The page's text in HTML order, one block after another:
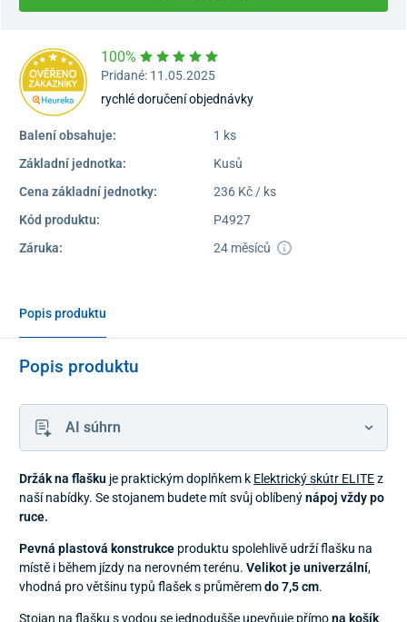
100%
Pridané: 11.05.2025
rychlé doručení objednávky
Balení obsahuje:
1 ks
Základní jednotka:
Kusů
Cena základní jednotky:
236 Kč / ks
Kód produktu:
P4927
Záruka:
24 měsíců
Popis produktu
Popis produktu
AI súhrn
Držák na flašku je praktickým doplňkem k Elektrický skútr ELITEz
naší nabídky. Se stojanem budete mít svůj oblíbenýnápoj vždy po
ruce.
Pevná plastová konstrukce produktu spolehlivě udrží flašku na
místě i během jízdy na nerovném terénu. Velikot je univerzální,
vhodná pro většinu typů flašek s průměremdo 7,5 cm.
Stojan na flašku s vodou se jednodušše upevňuje přímona košík